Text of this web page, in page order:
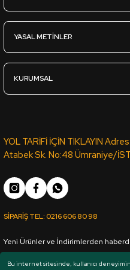
Bu internet sitesinde, kullanıcı
L.Acr-237 Parlak Gri - Lux
L.Acr-037 Parlak Siyah - Lux
YASAL METİNLER
KURUMSAL
YOL TARİFİ İÇİN TIKLAYIN
Atabek Sk. No:48 Ümraniye/
SİPARİŞ TEL:0216 606 80 98
Yeni Ürünler ve İndirimlerden